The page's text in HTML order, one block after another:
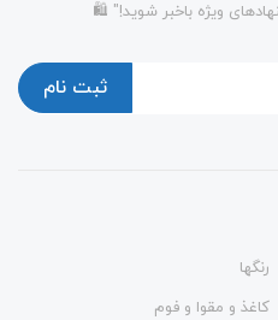
ویژه باخبر شوید!" 🛍️
ثبت نام
رنگها
کاغذ و مقوا و فوم